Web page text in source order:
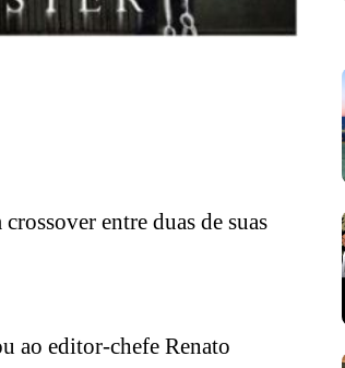
entre duas de suas
ao editor-chefe Renato